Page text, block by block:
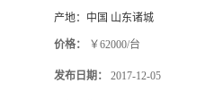
产地： 中国 山东诸城
价格： ￥62000/台
发布日期： 2017-12-05